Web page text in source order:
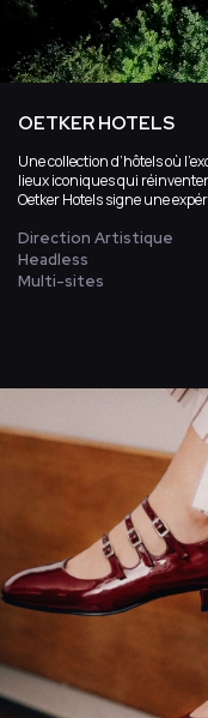
OETKER HOTELS
Une collection d’hôtels où
lieux iconiques qui
Oetker Hotels signe une
Direction Artistique
Headless
Multi-sites